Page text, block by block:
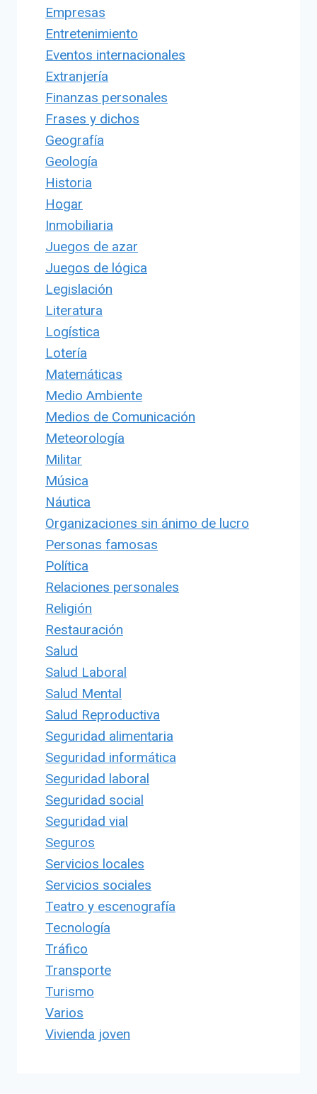
Empresas
Entretenimiento
Eventos internacionales
Extranjería
Finanzas personales
Frases y dichos
Geografía
Geología
Historia
Hogar
Inmobiliaria
Juegos de azar
Juegos de lógica
Legislación
Literatura
Logística
Lotería
Matemáticas
Medio Ambiente
Medios de Comunicación
Meteorología
Militar
Música
Náutica
Organizaciones sin ánimo de lucro
Personas famosas
Política
Relaciones personales
Religión
Restauración
Salud
Salud Laboral
Salud Mental
Salud Reproductiva
Seguridad alimentaria
Seguridad informática
Seguridad laboral
Seguridad social
Seguridad vial
Seguros
Servicios locales
Servicios sociales
Teatro y escenografía
Tecnología
Tráfico
Transporte
Turismo
Varios
Vivienda joven